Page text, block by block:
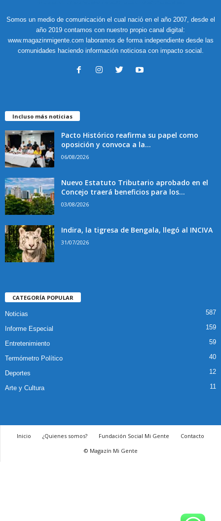
Somos un medio de comunicación el cual nació en el año 2007, desde el
año 2019 contamos con nuestro propio canal digital:
www.magazinmigente.com laboramos de forma independiente desde las
comunidades haciendo información noticiosa con impacto social.
Incluso más noticias
Pacto Histórico reafirma su papel como
oposición y convoca a la...
06/08/2026
Nuevo Estatuto Tributario aprobado en el
Concejo traerá beneficios para los...
03/08/2026
Indira, la tigresa de Bengala, llegó al INCIVA
31/07/2026
CATEGORÍA POPULAR
Noticias 587
Informe Especial 159
Entretenimiento 59
Termómetro Político 40
Deportes 12
Arte y Cultura 11
Inicio ¿Quienes somos? Fundación Social Mi Gente
Contacto
© Magazín Mi Gente